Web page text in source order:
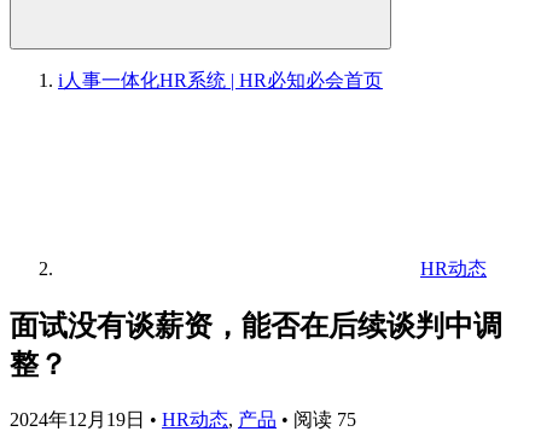
i人事一体化HR系统 | HR必知必会首页
HR动态
面试没有谈薪资，能否在后续谈判中调
整？
2024年12月19日 • HR动态, 产品 • 阅读 75